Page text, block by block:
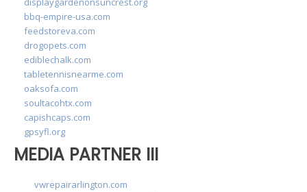
bbq-empire-usa.com
feedstoreva.com
drogopets.com
ediblechalk.com
tabletennisnearme.com
oaksofa.com
soultacohtx.com
capishcaps.com
gpsyfl.org
MEDIA PARTNER III
vwrepairarlington.com